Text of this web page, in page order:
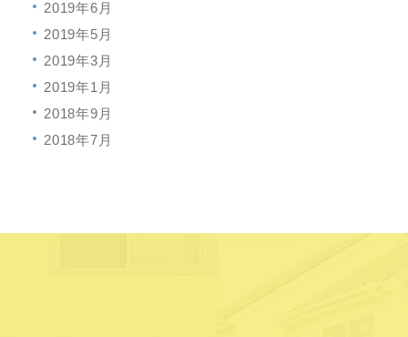
2019年6月
2019年5月
2019年3月
2019年1月
2018年9月
2018年7月